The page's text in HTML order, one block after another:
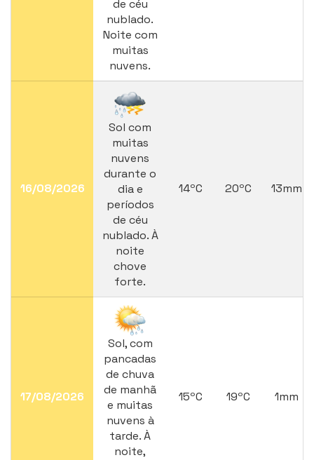
de céu
nublado.
Noite com
muitas
nuvens.
16/08/2026
Sol com
muitas
nuvens
durante o
dia e
períodos
de céu
nublado. À
noite
chove
forte.
14ºC 20ºC 13mm
17/08/2026
Sol, com
pancadas
de chuva
de manhã
e muitas
nuvens à
tarde. À
noite,
15ºC 19ºC 1mm